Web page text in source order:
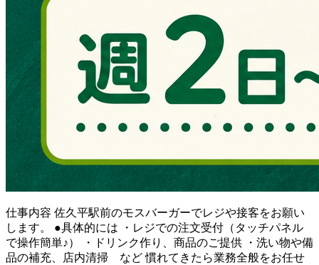
仕事内容 佐久平駅前のモスバーガーでレジや接客をお願い
します。 ●具体的には ・レジでの注文受付（タッチパネル
で操作簡単♪） ・ドリンク作り、商品のご提供 ・洗い物や備
品の補充、店内清掃 など 慣れてきたら業務全般をお任せ